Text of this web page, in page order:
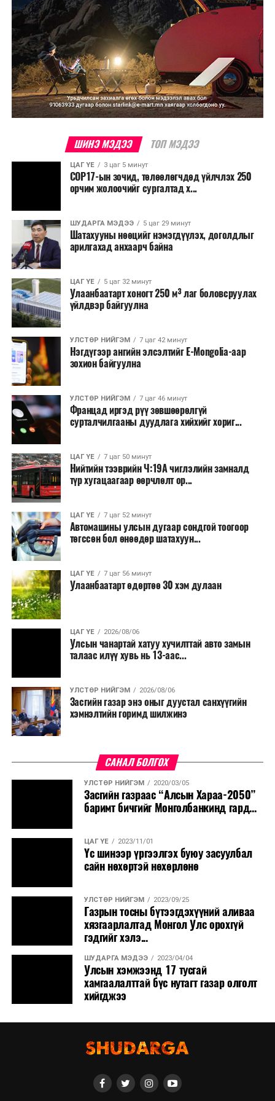
ШИНЭ МЭДЭЭ ТОП МЭДЭЭ
ЦАГ ҮЕ 3 цаг 5 минут
COP17-ын зочид, төлөөлөгчдөд үйлчлэх 250
орчим жолоочийг сургалтад х...
ШУДАРГА МЭДЭЭ 5 цаг 29 минут
Шатахууны нөөцийг нэмэгдүүлэх, доголдлыг
арилгахад анхаарч байна
ЦАГ ҮЕ 5 цаг 32 минут
Улаанбаатарт хоногт 250 м³ лаг боловсруулах
үйлдвэр байгуулна
УЛСТӨР НИЙГЭМ 7 цаг 42 минут
Нэгдүгээр ангийн элсэлтийг E-Mongolia-аар
зохион байгуулна
УЛСТӨР НИЙГЭМ 7 цаг 46 минут
Францад иргэд рүү зөвшөөрөлгүй
сурталчилгааны дуудлага хийхийг хориг...
ЦАГ ҮЕ 7 цаг 50 минут
Нийтийн тээврийн Ч:19А чиглэлийн замналд
түр хугацаагаар өөрчлөлт ор...
ЦАГ ҮЕ 7 цаг 52 минут
Автомашины улсын дугаар сондгой тоогоор
төгссөн бол өнөөдөр шатахуун...
ЦАГ ҮЕ 7 цаг 56 минут
Улаанбаатарт өдөртөө 30 хэм дулаан
ЦАГ ҮЕ 2026/08/06
Улсын чанартай хатуу хучилттай авто замын
талаас илүү хувь нь 13-аас...
УЛСТӨР НИЙГЭМ 2026/08/06
Засгийн газар энэ оныг дуустал санхүүгийн
хэмнэлтийн горимд шилжинэ
САНАЛ БОЛГОХ
УЛСТӨР НИЙГЭМ 2020/03/05
Засгийн газраас “Алсын Хараа-2050”
баримт бичгийг Монголбанкинд гард...
ЦАГ ҮЕ 2023/11/01
Үс шинээр үргээлгэх буюу засуулбал
сайн нөхөртэй нөхөрлөнө
УЛСТӨР НИЙГЭМ 2023/09/25
Газрын тосны бүтээгдэхүүний аливаа
хязгаарлалтад Монгол Улс орохгүй
гэдгийг хэлэ...
ШУДАРГА МЭДЭЭ 2023/04/04
Улсын хэмжээнд 17 тусгай
хамгаалалттай бүс нутагт газар олголт
хийгджээ